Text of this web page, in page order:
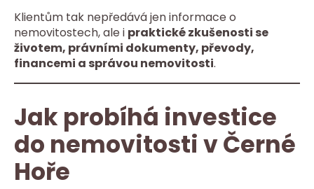
Klientům tak nepředává jen informace o
nemovitostech, ale i praktické zkušenosti se
životem, právními dokumenty, převody,
financemi a správou nemovitosti.
Jak probíhá investice
do nemovitosti v Černé
Hoře